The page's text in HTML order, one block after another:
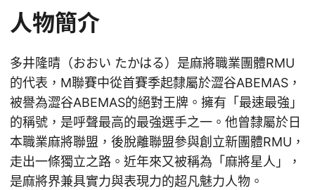
人物簡介
多井隆晴（おおい たかはる）是麻將職業團體RMU
的代表，M聯賽中從首賽季起隸屬於澀谷ABEMAS，
被譽為澀谷ABEMAS的絕對王牌。擁有「最速最強」
的稱號，是呼聲最高的最強選手之一。他曾隸屬於日
本職業麻將聯盟，後脫離聯盟參與創立新團體RMU，
走出一條獨立之路。近年來又被稱為「麻將星人」，
是麻將界兼具實力與表現力的超凡魅力人物。